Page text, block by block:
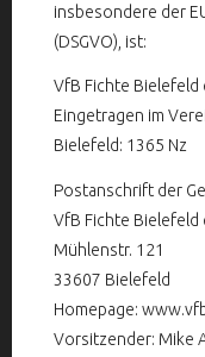
insbesondere der
(DSGVO), ist:
VfB Fichte Bielefeld
Eingetragen im
Bielefeld: 1365 Nz
Postanschrift der
VfB Fichte Bielefeld
Mühlenstr. 121
33607 Bielefeld
Homepage:
Vorsitzender: Mike